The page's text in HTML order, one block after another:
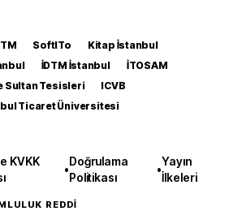
SoftITo
Kitap İstanbul
İDTM İstanbul
İTOSAM
Sultan Tesisleri
ICVB
Ticaret Üniversitesi
KVKK
•
Doğrulama
Politikası
•
Yayın
İlkeleri
REDDİ